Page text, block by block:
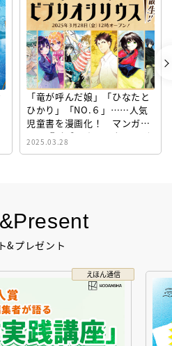
&プレゼント
えほん通信
「竜が呼んだ娘」「ひなたと
ひかり」「NO.６」……人気
児童書を漫画化！ マンガサ
イト『ビブリオシリウス』誕
生！
2025.03.28